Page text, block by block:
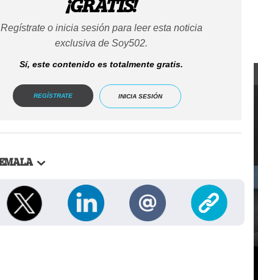
¡GRATIS!
Regístrate o inicia sesión para leer esta noticia
exclusiva de Soy502.
Sí, este contenido es totalmente gratis.
REGÍSTRATE INICIA SESIÓN